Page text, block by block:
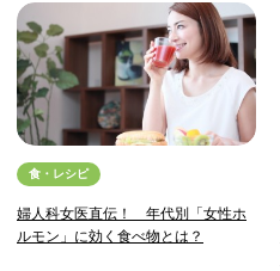
食・レシピ
婦人科女医直伝！ 年代別「女性ホ
ルモン」に効く食べ物とは？